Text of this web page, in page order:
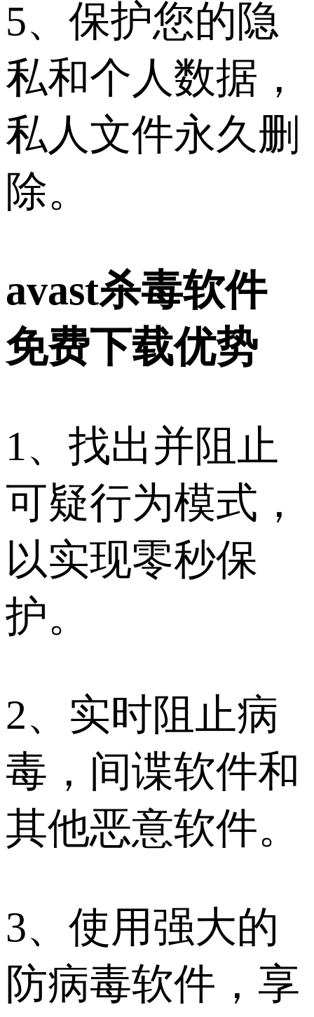
5、保护您的隐
私和个人数据，
私人文件永久删
除。
avast杀毒软件
免费下载优势
1、找出并阻止
可疑行为模式，
以实现零秒保
护。
2、实时阻止病
毒，间谍软件和
其他恶意软件。
3、使用强大的
防病毒软件，享